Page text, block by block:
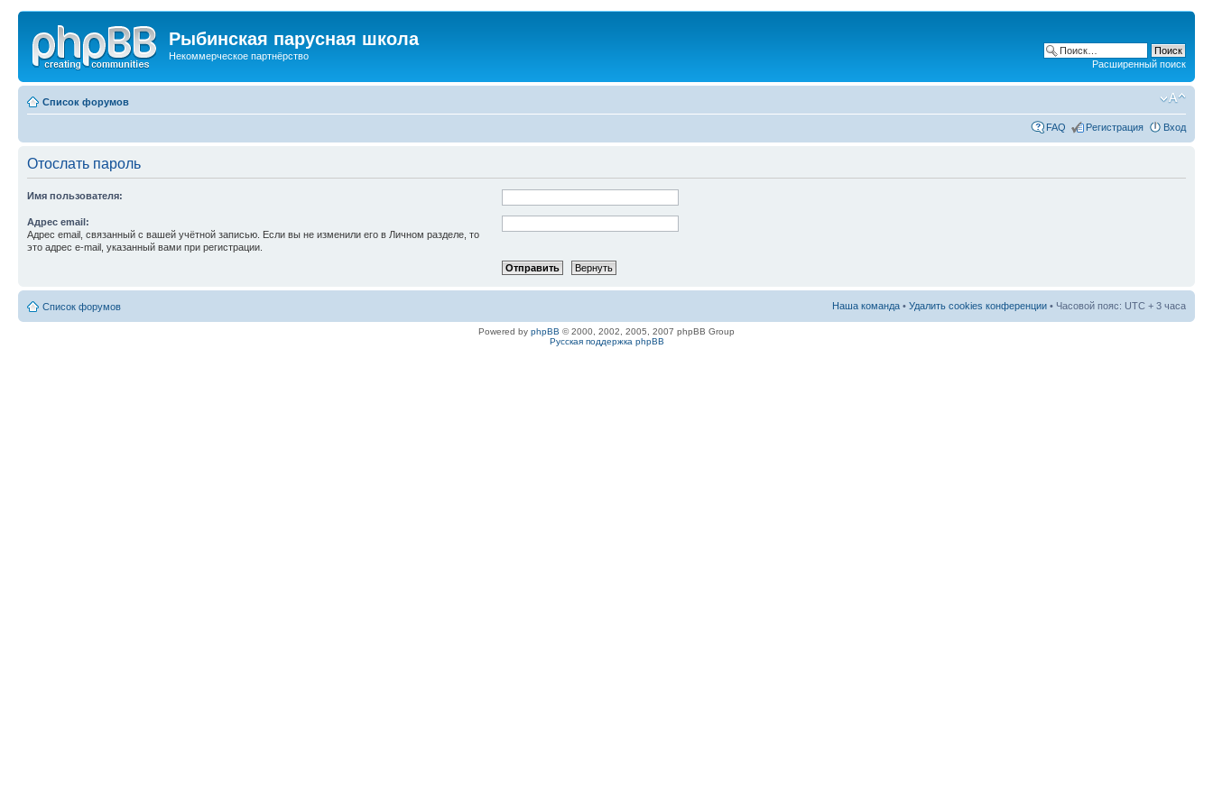
Рыбинская парусная школа
Некоммерческое партнёрство
Расширенный поиск
Список форумов
FAQ Регистрация Вход
Отослать пароль
Имя пользователя:
Адрес email:
Адрес email, связанный с вашей учётной записью. Если вы не изменили его в Личном разделе, то
это адрес e-mail, указанный вами при регистрации.
Список форумов Наша команда • Удалить cookies конференции • Часовой пояс: UTC + 3 часа
Powered by phpBB © 2000, 2002, 2005, 2007 phpBB Group
Русская поддержка phpBB